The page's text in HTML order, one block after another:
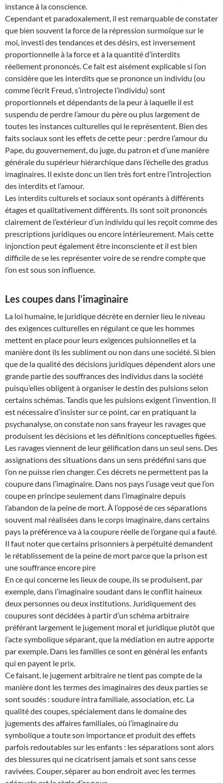
instance à la conscience.
Cependant et paradoxalement, il est remarquable de constater
que bien souvent la force de la répression surmoïque sur le
moi, investi des tendances et des désirs, est inversement
proportionnelle à la force et à la quantité d’interdits
réellement prononcés. Ce fait est aisément explicable si l’on
considère que les interdits que se prononce un individu (ou
comme l’écrit Freud, s’introjecte l’individu) sont
proportionnels et dépendants de la peur à laquelle il est
suspendu de perdre l’amour du père ou plus largement de
toutes les instances culturelles qui le représentent. Bien des
faits sociaux sont les effets de cette peur : perdre l’amour du
Pape, du gouvernement, du juge, du patron et d’une manière
générale du supérieur hiérarchique dans l’échelle des gradus
imaginaires. Il existe donc un lien très fort entre l’introjection
des interdits et l’amour.
Les interdits culturels et sociaux sont opérants à différents
étages et qualitativement différents. Ils sont soit prononcés
clairement de l’extérieur d’un individu qui les reçoit comme des
prescriptions juridiques ou encore intérieurement. Mais cette
injonction peut également être inconsciente et il est bien
difficile de se les représenter voire de se rendre compte que
l’on est sous son influence.
Les coupes dans l’imaginaire
La loi humaine, le juridique décrète en dernier lieu le niveau
des exigences culturelles en régulant ce que les hommes
mettent en place pour leurs exigences pulsionnelles et la
manière dont ils les subliment ou non dans une société. Si bien
que de la qualité des décisions juridiques dépendent alors une
grande partie des souffrances des individus dans la société
puisqu’elles obligent à organiser le destin des pulsions selon
certains schémas. Tandis que les pulsions exigent l’invention. Il
est nécessaire d’insister sur ce point, car en pratiquant la
psychanalyse, on constate non sans frayeur les ravages que
produisent les décisions et les définitions conceptuelles figées.
Les ravages viennent de leur gélification dans un seul sens. Des
assignations des situations dans un sens prédéfini sans que
l’on ne puisse rien changer. Ces décrets ne permettent pas la
coupure dans l’imaginaire. Dans nos pays l’usage veut que l’on
coupe en principe seulement dans l’imaginaire depuis
l’abandon de la peine de mort. À l’opposé de ces séparations
souvent mal réalisées dans le corps imaginaire, dans certains
pays la préférence va à la coupure réelle de l’organe qui a fauté.
Il faut noter que certains prisonniers à perpétuité demandent
le rétablissement de la peine de mort parce que la prison est
une souffrance encore pire
En ce qui concerne les lieux de coupe, ils se produisent, par
exemple, dans l’imaginaire soudant dans le conflit haineux
deux personnes ou deux institutions. Juridiquement des
coupures sont décidées à partir d’un schéma arbitraire
préférant largement le jugement moral et juridique plutôt que
l’acte symbolique séparant, que la médiation en autre apporte
par exemple. Dans les familles ce sont en général les enfants
qui en payent le prix.
Ce faisant, le jugement arbitraire ne tient pas compte de la
manière dont les termes des imaginaires des deux parties se
sont soudés : soudure intra familiale, association, etc. La
qualité des coupes, spécialement dans le domaine des
jugements des affaires familiales, où l’imaginaire du
symbolique a toute son importance et produit des effets
parfois redoutables sur les enfants : les séparations sont alors
des blessures qui ne cicatrisent jamais et sont sans cesse
ravivées. Couper, séparer au bon endroit avec les termes